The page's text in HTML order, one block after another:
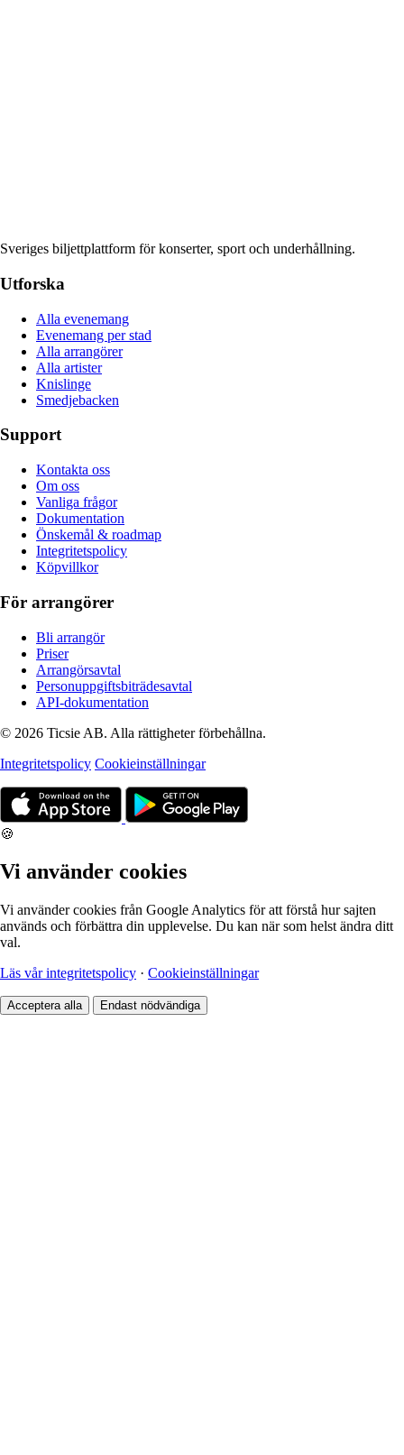
Sveriges biljettplattform för konserter, sport och underhållning.
Utforska
Alla evenemang
Evenemang per stad
Alla arrangörer
Alla artister
Knislinge
Smedjebacken
Support
Kontakta oss
Om oss
Vanliga frågor
Dokumentation
Önskemål & roadmap
Integritetspolicy
Köpvillkor
För arrangörer
Bli arrangör
Priser
Arrangörsavtal
Personuppgiftsbiträdesavtal
API-dokumentation
© 2026 Ticsie AB. Alla rättigheter förbehållna.
Integritetspolicy Cookieinställningar
🍪
Vi använder cookies
Vi använder cookies från Google Analytics för att förstå hur sajten
används och förbättra din upplevelse. Du kan när som helst ändra ditt
val.
Läs vår integritetspolicy · Cookieinställningar
Acceptera alla Endast nödvändiga